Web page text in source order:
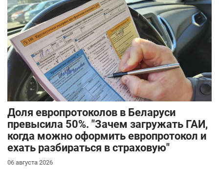
Доля европротоколов в Беларуси
превысила 50%. "Зачем загружать ГАИ,
когда можно оформить европротокол и
ехать разбираться в страховую"
06 августа 2026